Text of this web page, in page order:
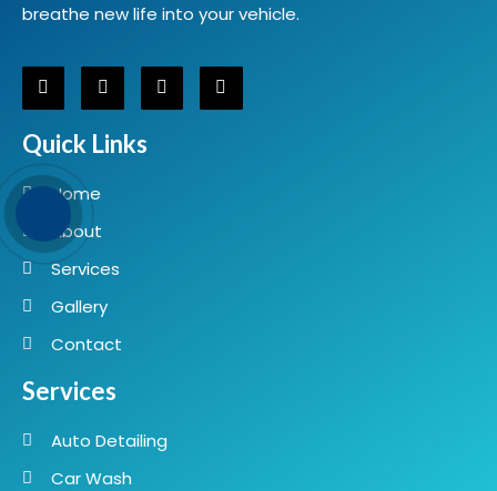
breathe new life into your vehicle.
Quick Links
Home
About
Services
Gallery
Contact
Services
Auto Detailing
Car Wash